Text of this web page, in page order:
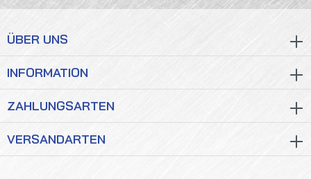
ÜBER UNS
INFORMATION
ZAHLUNGSARTEN
VERSANDARTEN